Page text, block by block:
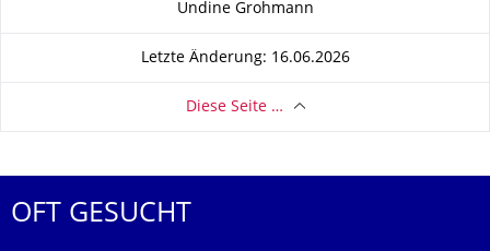
Undine Grohmann
Letzte Änderung: 16.06.2026
Diese Seite …
OFT GESUCHT